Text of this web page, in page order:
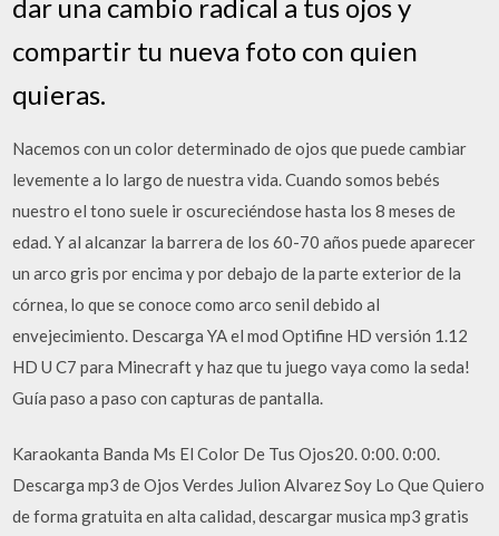
dar una cambio radical a tus ojos y
compartir tu nueva foto con quien
quieras.
Nacemos con un color determinado de ojos que puede cambiar
levemente a lo largo de nuestra vida. Cuando somos bebés
nuestro el tono suele ir oscureciéndose hasta los 8 meses de
edad. Y al alcanzar la barrera de los 60-70 años puede aparecer
un arco gris por encima y por debajo de la parte exterior de la
córnea, lo que se conoce como arco senil debido al
envejecimiento. Descarga YA el mod Optifine HD versión 1.12
HD U C7 para Minecraft y haz que tu juego vaya como la seda! ️
Guía paso a paso con capturas de pantalla.
Karaokanta Banda Ms El Color De Tus Ojos20. 0:00. 0:00.
Descarga mp3 de Ojos Verdes Julion Alvarez Soy Lo Que Quiero
de forma gratuita en alta calidad, descargar musica mp3 gratis